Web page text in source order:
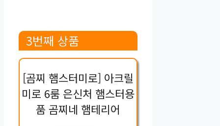
3번째 상품
[곰찌 햄스터미로] 아크릴
미로 6룸 은신처 햄스터용
품 곰찌네 햄테리어